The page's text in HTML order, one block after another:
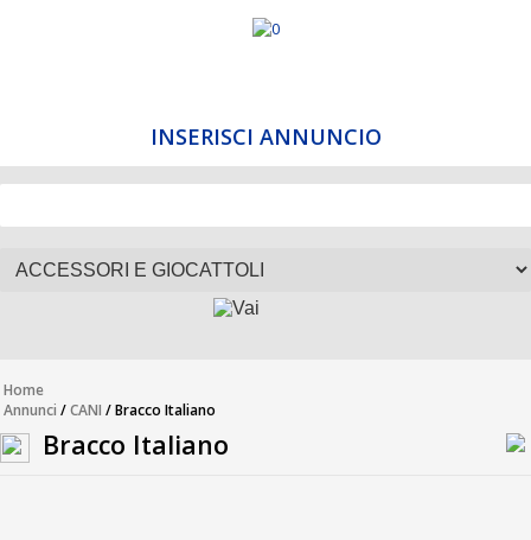
INSERISCI ANNUNCIO
Home
Annunci /CANI / Bracco Italiano
Bracco Italiano